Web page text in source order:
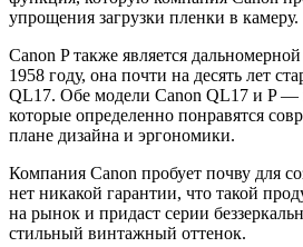
упрощения загрузки пленки в камеру.
Canon P также является
1958 году, она почти на десять лет
QL17. Обе модели Canon QL17 и P —
которые определенно понравятся
плане дизайна и эргономики.
Компания Canon пробует почву для
нет никакой гарантии, что такой
на рынок и придаст серии
стильный винтажный оттенок.